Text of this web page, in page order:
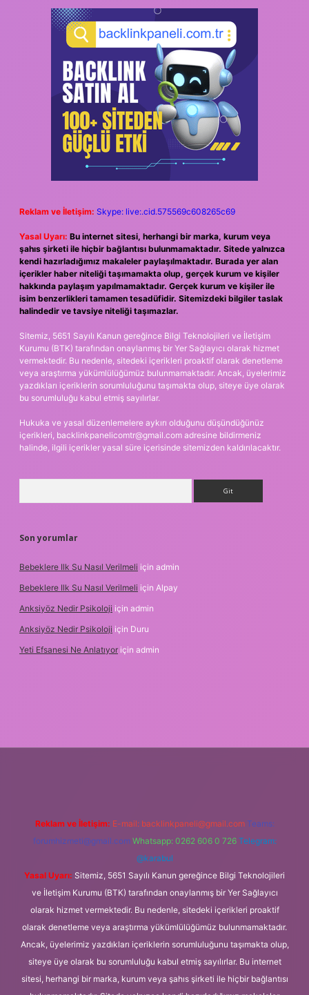
Reklam ve İletişim: Skype: live:.cid.575569c608265c69
Yasal Uyarı: Bu internet sitesi, herhangi bir marka, kurum veya
şahıs şirketi ile hiçbir bağlantısı bulunmamaktadır. Sitede yalnızca
kendi hazırladığımız makaleler paylaşılmaktadır. Burada yer alan
içerikler haber niteliği taşımamakta olup, gerçek kurum ve kişiler
hakkında paylaşım yapılmamaktadır. Gerçek kurum ve kişiler ile
isim benzerlikleri tamamen tesadüfidir. Sitemizdeki bilgiler taslak
halindedir ve tavsiye niteliği taşımazlar.
Sitemiz, 5651 Sayılı Kanun gereğince Bilgi Teknolojileri ve İletişim
Kurumu (BTK) tarafından onaylanmış bir Yer Sağlayıcı olarak hizmet
vermektedir. Bu nedenle, sitedeki içerikleri proaktif olarak denetleme
veya araştırma yükümlülüğümüz bulunmamaktadır. Ancak, üyelerimiz
yazdıkları içeriklerin sorumluluğunu taşımakta olup, siteye üye olarak
bu sorumluluğu kabul etmiş sayılırlar.
Hukuka ve yasal düzenlemelere aykırı olduğunu düşündüğünüz
içerikleri, backlinkpanelicomtr@gmail.com adresine bildirmeniz
halinde, ilgili içerikler yasal süre içerisinde sitemizden kaldırılacaktır.
Son yorumlar
Bebeklere Ilk Su Nasıl Verilmeli için admin
Bebeklere Ilk Su Nasıl Verilmeli için Alpay
Anksiyöz Nedir Psikoloji için admin
Anksiyöz Nedir Psikoloji için Duru
Yeti Efsanesi Ne Anlatıyor için admin
Reklam ve İletişim: E-mail: backlinkpaneli@gmail.com Teams:
forumhizmeti@gmail.com Whatsapp: 0262 606 0 726 Telegram:
@karabul
Yasal Uyarı: Sitemiz, 5651 Sayılı Kanun gereğince Bilgi Teknolojileri
ve İletişim Kurumu (BTK) tarafından onaylanmış bir Yer Sağlayıcı
olarak hizmet vermektedir. Bu nedenle, sitedeki içerikleri proaktif
olarak denetleme veya araştırma yükümlülüğümüz bulunmamaktadır.
Ancak, üyelerimiz yazdıkları içeriklerin sorumluluğunu taşımakta olup,
siteye üye olarak bu sorumluluğu kabul etmiş sayılırlar. Bu internet
sitesi, herhangi bir marka, kurum veya şahıs şirketi ile hiçbir bağlantısı